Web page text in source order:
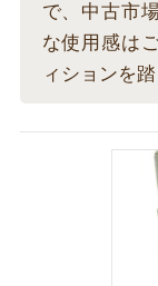
で、中古市
な使用感は
ィションを